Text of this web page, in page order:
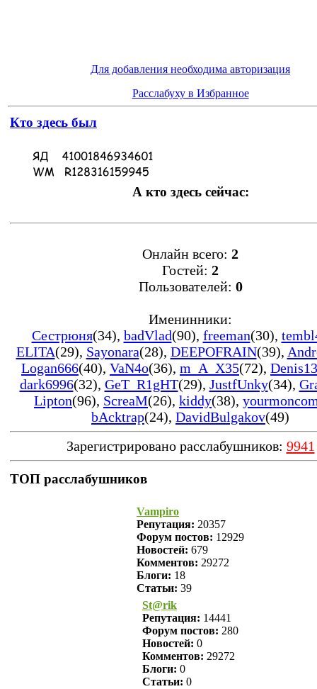
Для добавления необходима авторизация
Расслабуху в Избранное
Кто здесь был
А кто здесь сейчас:
Онлайн всего: 2
Гостей: 2
Пользователей: 0
Именинники:
Сестрюня(34), badVlad(90), freeman(30),
ELITA(29), Sayonara(28), DEEPOFRAIN(39),
Logan666(40), VaN4o(36), m_A_X35(72),
dark6996(32), GeT_R1gHT(29), JustfUnky(34),
Lipton(96), ScreaM(26), kiddy(38),
bAcktrap(24), DavidBulgakov(49)
Зарегистрировано расслабушников: 9941
ТОП расслабушников
Vampiro
Репутация: 20357
Форум постов: 12929
Новостей: 679
Комментов: 29272
Блоги: 18
Статьи: 39
St@rik
Репутация: 14441
Форум постов: 280
Новостей: 0
Комментов: 29272
Блоги: 0
Статьи: 0